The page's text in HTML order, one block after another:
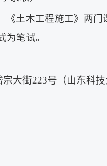
《土木工程施工》两门
笔试。
大街223号（山东科